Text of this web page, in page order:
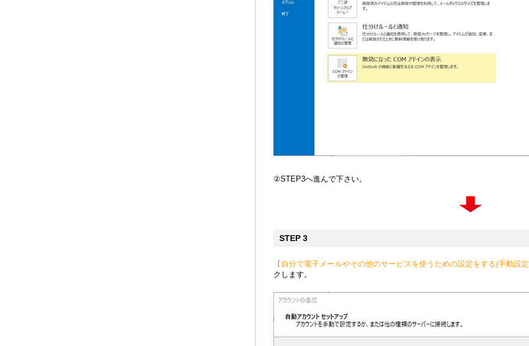
②STEP3へ進んで下さい。
STEP 3
〔 自分で電子メールやその他のサービスを使うための設定をする(手動設
クします。